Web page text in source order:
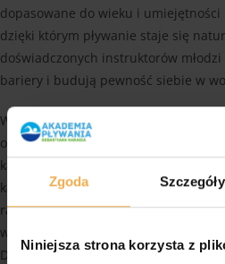
Zgoda Szczegóły
Niniejsza strona korzysta z
dopasowane do wieku i
dzięki którym pływanie staje się
doświadczonych instruktorów młodzi
bariery i budują pewność siebie w
Wiemy, jak ważna dla rodziców jest
oraz bezkompromisowe
każdy nasz turnus gwarantuje stałą
kadry, a podczas wszystkich zajęć
ratownik. Aby zapewnić pełen
wyjazdu zostaje objęty
Dbamy o to, by rodzice wysyłający